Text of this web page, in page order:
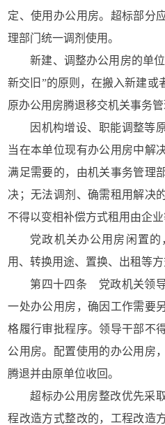
定、使用办公用房。超标部分
理部门统一调剂使用。
新建、调整办公用房的单
新交旧”的原则，在搬入新建或
原办公用房腾退移交机关事务管
因机构增设、职能调整等
当在本单位现有办公用房中解
满足需要的，由机关事务管理
决；无法调剂、确需租用解决
不得以变相补偿方式租用由企
党政机关办公用房闲置
用、转换用途、置换、出租等方
第四十四条 党政机关领
一处办公用房，确因工作需要
格履行审批程序。领导干部不
公用房。配置使用的办公用房
腾退并由原单位收回。
超标办公用房整改优先采
程改造方式整改的，工程改造